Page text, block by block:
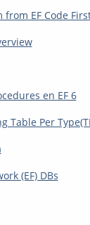
EF Code
en EF 6
Per
(EF) DBs